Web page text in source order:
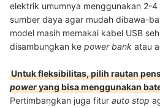
elektrik umumnya menggunakan 2-
sumber daya agar mudah dibawa-
model masih memakai kabel USB
disambungkan ke power bank atau
Untuk fleksibilitas, pilih rautan
poweryang bisa menggunakan
Pertimbangkan juga fitur auto stop